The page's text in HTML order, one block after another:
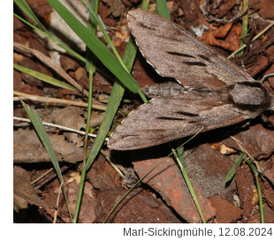
Marl-Sickingmühle, 12.08.2024